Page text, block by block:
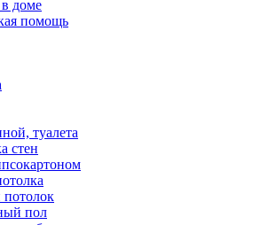
доме
помощь
туалета
стен
пол